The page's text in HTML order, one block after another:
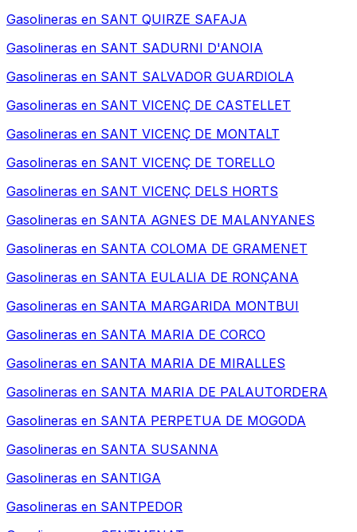
Gasolineras en SANT QUIRZE SAFAJA
Gasolineras en SANT SADURNI D'ANOIA
Gasolineras en SANT SALVADOR GUARDIOLA
Gasolineras en SANT VICENÇ DE CASTELLET
Gasolineras en SANT VICENÇ DE MONTALT
Gasolineras en SANT VICENÇ DE TORELLO
Gasolineras en SANT VICENÇ DELS HORTS
Gasolineras en SANTA AGNES DE MALANYANES
Gasolineras en SANTA COLOMA DE GRAMENET
Gasolineras en SANTA EULALIA DE RONÇANA
Gasolineras en SANTA MARGARIDA MONTBUI
Gasolineras en SANTA MARIA DE CORCO
Gasolineras en SANTA MARIA DE MIRALLES
Gasolineras en SANTA MARIA DE PALAUTORDERA
Gasolineras en SANTA PERPETUA DE MOGODA
Gasolineras en SANTA SUSANNA
Gasolineras en SANTIGA
Gasolineras en SANTPEDOR